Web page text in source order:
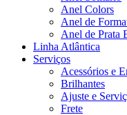
Anel Colors
Anel de
Anel de Prata
Linha Atlântica
Serviços
Acessórios e
Brilhantes
Ajuste e
Frete